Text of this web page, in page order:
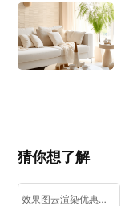
猜你想了解
效果图云渲染优惠活动